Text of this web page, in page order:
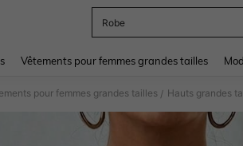
Robe
Vêtements pour femmes grandes tailles
pour femmes grandes tailles / Hauts grandes